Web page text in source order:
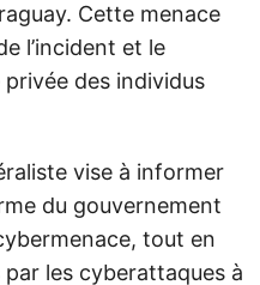
Cette menace
l’incident et le
des individus
vise à informer
du gouvernement
tout en
les cyberattaques à